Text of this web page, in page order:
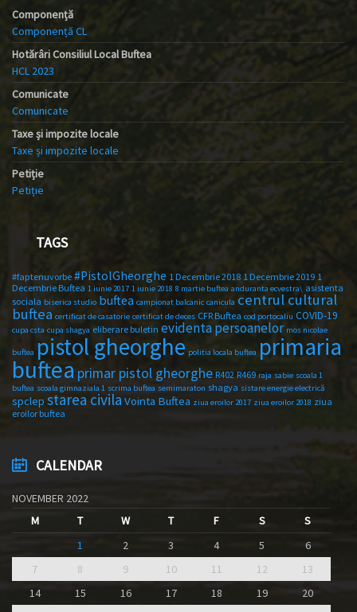
Componență
Componență CL
Hotărâri Consiliul Local Buftea
HCL 2023
Comunicate
Comunicate
Taxe și impozite locale
Taxe și impozite locale
Petiție
Petiție
TAGS
#faptenuvorbe #PistolGheorghe 1 Decembrie 2018 1 Decembrie 2019 1
Decembrie Buftea 1 iunie 2017 1 iunie 2018 8 martie buftea anduranta ecvestra\ asistenta
sociala biserica studio buftea campionat balcanic canicula centrul cultural
buftea certificat de casatorie certificat de deces CFR Buftea cod portocaliu COVID-19
cupa csta cupa shagya eliberare buletin evidenta persoanelor mos nicolae
buftea pistol gheorghe politia locala buftea primaria
buftea primar pistol gheorghe R402 R469 raja sabie scoala 1
buftea scoala gimnaziala 1 scrima buftea semimaraton shagya sistare energie electrică
spclep starea civila Vointa Buftea ziua eroilor 2017 ziua eroilor 2018 ziua
eroilor buftea
CALENDAR
NOVEMBER 2022
M
T W T F S
S
1
2 3 4 5
6
7
8 9 10 11 12
13
14
15 16 17 18 19
20